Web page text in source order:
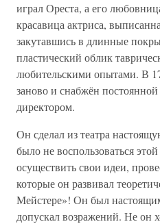
играл Ореста, а его
красавица актриса,
закутавшись в длинные
пластический облик
любительскими опытами. В
заново и снабжён
директором.
Он сделал из театра
было не воспользоваться
осуществить свои идеи,
которые он развивал
Мейстере»! Он был
допускал возражений. Не он